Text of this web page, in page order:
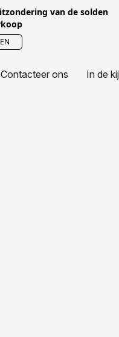
van de solden
Contacteer ons In de